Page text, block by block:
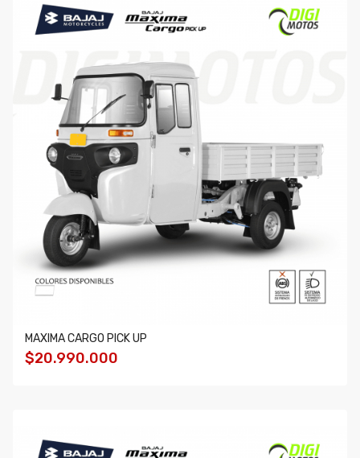
MAXIMA CARGO PICK UP
$20.990.000